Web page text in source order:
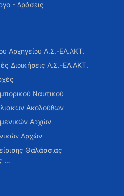
- Δράσεις
Αρχηγείου Λ.Σ.-ΕΛ.ΑΚΤ.
Διοικήσεις Λ.Σ.-ΕΛ.ΑΚΤ.
Ναυτικού
Ακολούθων
Αρχών
Αρχών
Θαλάσσιας
…